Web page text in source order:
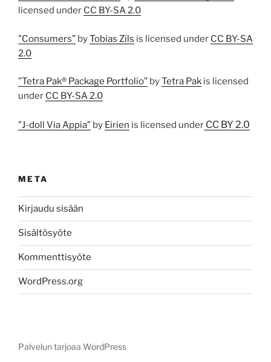
licensed under CC BY-SA 2.0
”Consumers” byTobias Zils is licensed under CC BY-SA
2.0
”Tetra Pak® Package Portfolio” byTetra Pak is licensed
under CC BY-SA 2.0
”J-doll Via Appia” by Eirien is licensed under CC BY 2.0
META
Kirjaudu sisään
Sisältösyöte
Kommenttisyöte
WordPress.org
Palvelun tarjoaa WordPress